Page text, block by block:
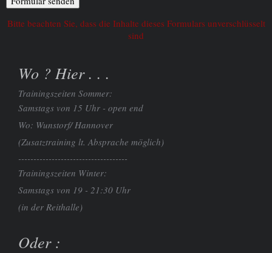
Bitte beachten Sie, dass die Inhalte dieses Formulars unverschlüsselt
sind
Wo ? Hier . . .
Trainingszeiten Sommer:
Samstags von 15 Uhr - open end
Wo: Wunstorf/ Hannover
(Zusatztraining lt. Absprache möglich)
------------------------------------
Trainingszeiten Winter:
Samstags von 19 - 21:30 Uhr
(in der Reithalle)
Oder :